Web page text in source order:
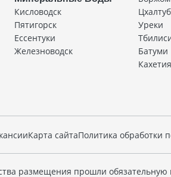
Кисловодск
Пятигорск
Ессентуки
Железноводск
Уреки
Батуми
Кахетия
Карта сайтаПолитика обработки
размещения прошли